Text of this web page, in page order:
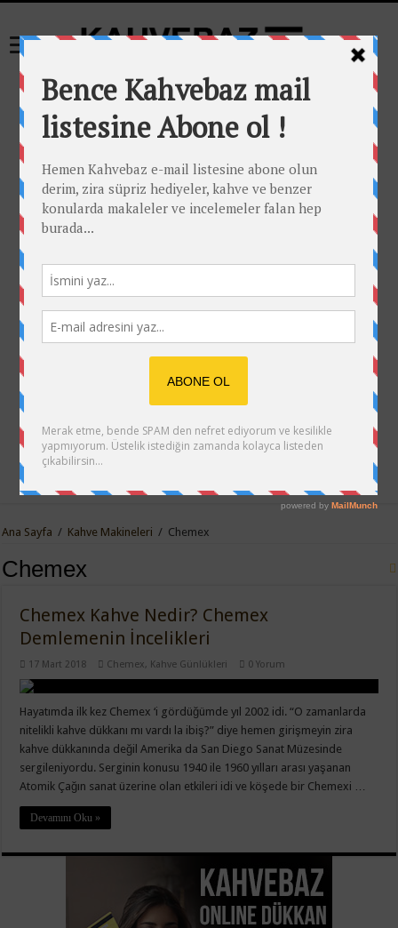
Ana Sayfa / Kahve Makineleri / Chemex
Chemex
Chemex Kahve Nedir? Chemex
Demlemenin İncelikleri
17 Mart 2018 Chemex, Kahve Günlükleri 0 Yorum
Hayatımda ilk kez Chemex ‘i gördüğümde yıl 2002 idi. “O zamanlarda
nitelikli kahve dükkanı mı vardı la ibiş?” diye hemen girişmeyin zira
kahve dükkanında değil Amerika da San Diego Sanat Müzesinde
sergileniyordu. Serginin konusu 1940 ile 1960 yılları arası yaşanan
Atomik Çağın sanat üzerine olan etkileri idi ve köşede bir Chemexi …
Devamını Oku »